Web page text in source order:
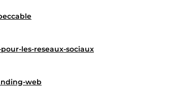
les-reseaux-sociaux
web